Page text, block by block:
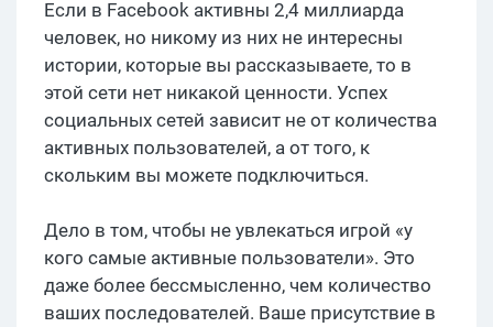
Если в Facebook активны 2,4 миллиарда
человек, но никому из них не интересны
истории, которые вы рассказываете, то в
этой сети нет никакой ценности. Успех
социальных сетей зависит не от количества
активных пользователей, а от того, к
скольким вы можете подключиться.
Дело в том, чтобы не увлекаться игрой «у
кого самые активные пользователи». Это
даже более бессмысленно, чем количество
ваших последователей. Ваше присутствие в